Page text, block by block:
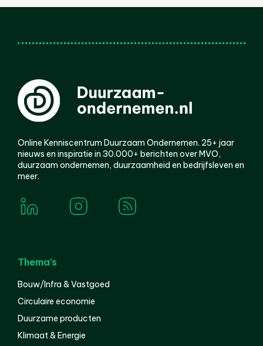
Online Kenniscentrum Duurzaam Ondernemen. 25+ jaar
nieuws en inspiratie in 30.000+ berichten over MVO,
duurzaam ondernemen, duurzaamheid en bedrijfsleven en
meer.
Thema’s
Bouw/Infra & Vastgoed
Circulaire economie
Duurzame producten
Klimaat & Energie